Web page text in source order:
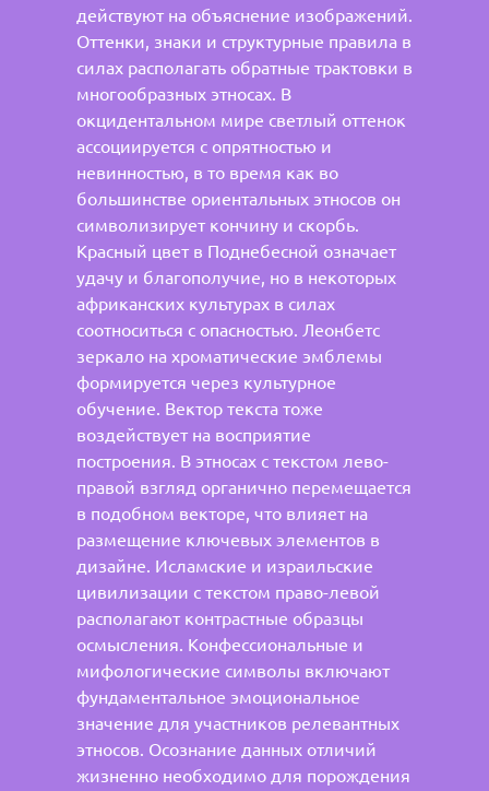
действуют на объяснение изображений.
Оттенки, знаки и структурные правила в
силах располагать обратные трактовки в
многообразных этносах. В
окцидентальном мире светлый оттенок
ассоциируется с опрятностью и
невинностью, в то время как во
большинстве ориентальных этносов он
символизирует кончину и скорбь.
Красный цвет в Поднебесной означает
удачу и благополучие, но в некоторых
африканских культурах в силах
соотноситься с опасностью. Леонбетс
зеркало на хроматические эмблемы
формируется через культурное
обучение. Вектор текста тоже
воздействует на восприятие
построения. В этносах с текстом лево-
правой взгляд органично перемещается
в подобном векторе, что влияет на
размещение ключевых элементов в
дизайне. Исламские и израильские
цивилизации с текстом право-левой
располагают контрастные образцы
осмысления. Конфессиональные и
мифологические символы включают
фундаментальное эмоциональное
значение для участников релевантных
этносов. Осознание данных отличий
жизненно необходимо для порождения